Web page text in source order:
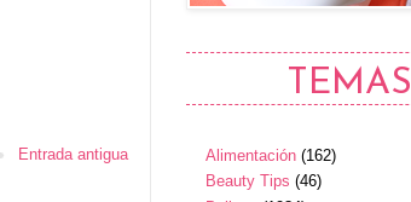
Entrada antigua
TEMAS
Alimentación (162)
Beauty Tips (46)